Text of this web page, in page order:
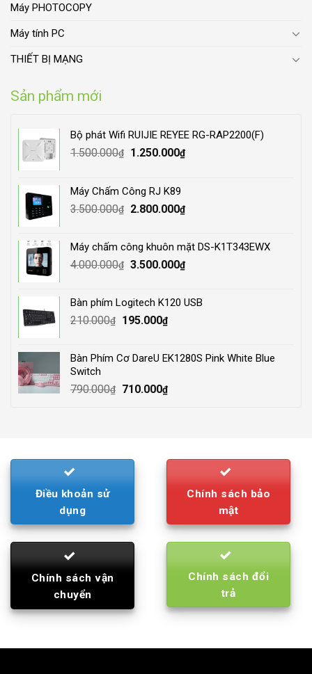
Máy PHOTOCOPY
Máy tính PC
THIẾT BỊ MẠNG
Sản phẩm mới
Bộ phát Wifi RUIJIE REYEE RG-RAP2200(F)
1.500.000₫
Original
1.500.000₫.
1.250.000₫Current
Máy Chấm Công RJ K89
3.500.000₫
Original
3.500.000₫.
2.800.000₫Current
2.800.000₫.
Máy chấm công khuôn mặt DS-K1T343EWX
4.000.000₫ Original
4.000.000₫.
3.500.000₫Current
3.500.000₫.
Bàn phím Logitech K120 USB
210.000₫
Original
210.000₫.
195.000₫Current
195.000₫.
Bàn Phím Cơ DareU EK1280S Pink White Blue
Switch
790.000₫
Original
710.000₫Current
Điều khoản sử
dụng
Chính sách bảo
mật
Chính sách vận
chuyển
Chính sách đổi
trả